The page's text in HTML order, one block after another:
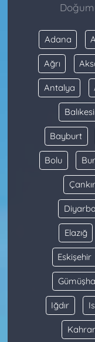
Adana
Ağrı
Antalya
Bayburt
Bolu
Elazığ
Eskişehir
Iğdır